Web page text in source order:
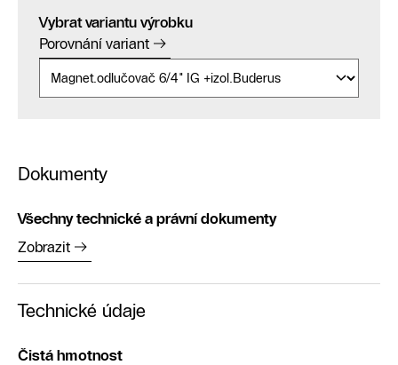
Vybrat variantu výrobku
Porovnání variant
Dokumenty
Všechny technické a právní dokumenty
Zobrazit
Technické údaje
Čistá hmotnost